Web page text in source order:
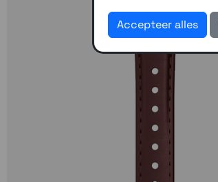
Accepteer alles